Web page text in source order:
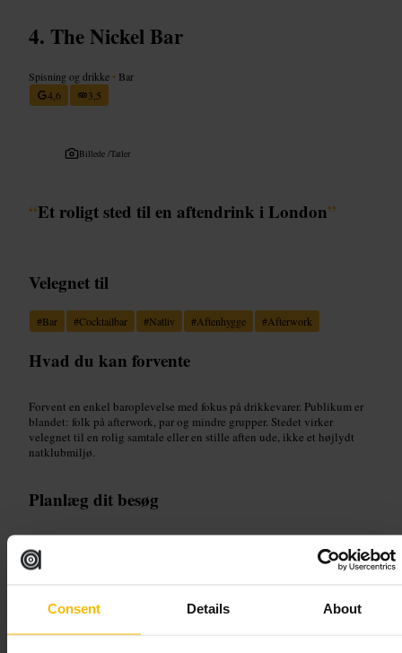
Consent Details About
The Nickel Bar
Spisning og drikke • Bar
4,6
3,5
Billede /Tatler
“Et roligt sted til en aftendrink i London”
Velegnet til
#Bar #Cocktailbar #Natliv #Aftenhygge #Afterwork
Hvad du kan forvente
Forvent en enkel baroplevelse med fokus på drikkevarer. Publikum er
blandet: folk på afterwork, par og mindre grupper. Stedet virker
velegnet til en rolig samtale eller en stille aften ude, ikke et højlydt
natklubmiljø.
Planlæg dit besøg
Tjek anmeldelser eller stedets hjemmeside før dit besøg for at se
eventuelle ændringer. Overvej at komme tidligt på aftenen hvis du vil
undgå størst trængsel. Medbring ID til alderskontrol, og vælg offentlig
https://www.thened.com/london/restaurants/the-nickel-bar?utm_so
urce=google&utm_medium=local&utm_campaign=bar-thenickelba